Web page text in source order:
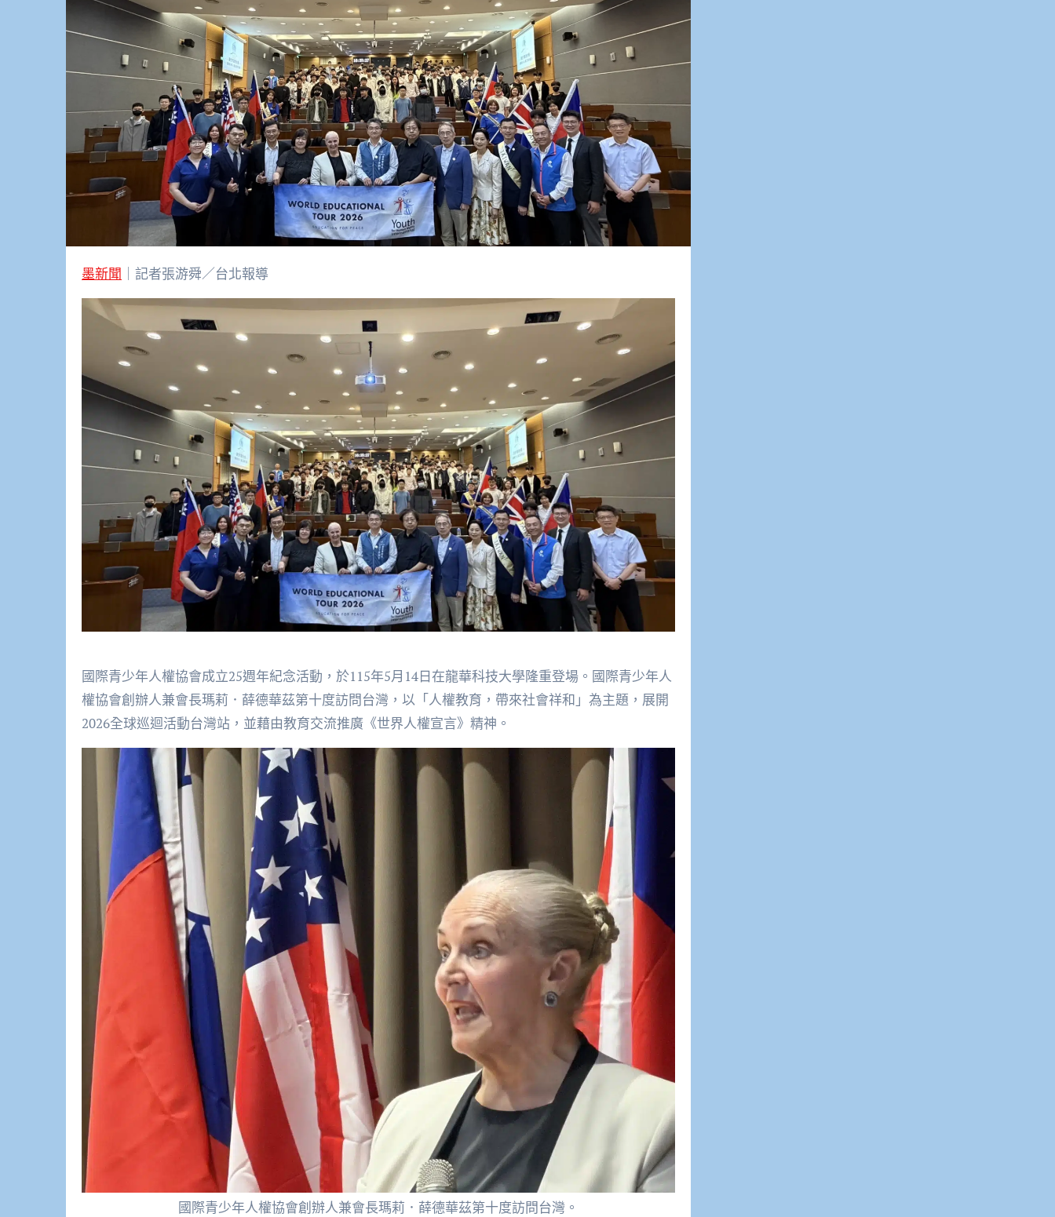
墨新聞 ｜記者張游舜／台北報導
國際青少年人權協會成立25週年紀念活動， 於115年5月14日在龍華科技大學隆重登場。 國際青少年人
權協會創辦人兼會長瑪莉．薛德華茲第十度訪問台灣， 以「人權教育，帶來社會祥和」為主題， 展開
2026全球巡迴活動台灣站，並藉由教育交流推廣《世界人權宣言》精神。
國際青少年人權協會創辦人兼會長瑪莉．薛德華茲第十度訪問台灣。